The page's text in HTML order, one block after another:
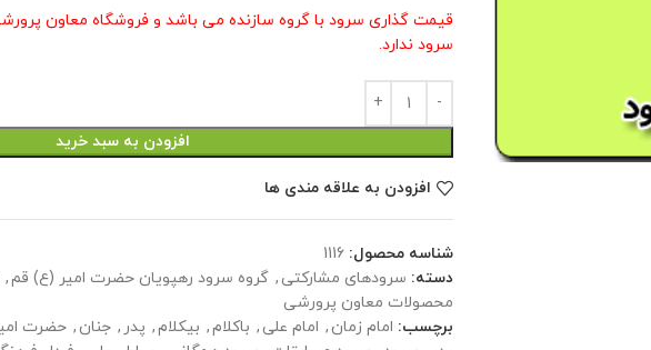
قیمت گذاری سرود با گروه سازنده می باشد و فروشگاه معاون
سرود ندارد.
افزودن به سبد خرید
افزودن به علاقه مندی ها
شناسه محصول: 1116
دسته: سرودهای مشارکتی , گروه سرود رهپویان حضرت امیر (ع) قم,
محصولات معاون پرورشی
برچسب: امام زمان , امام علی , باکلام, بیکلام, پدر , جنان , حضرت